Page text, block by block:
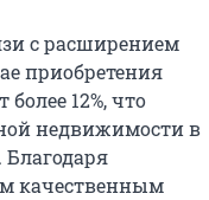
с расширением
приобретения
12%, что
недвижимости в
качественным